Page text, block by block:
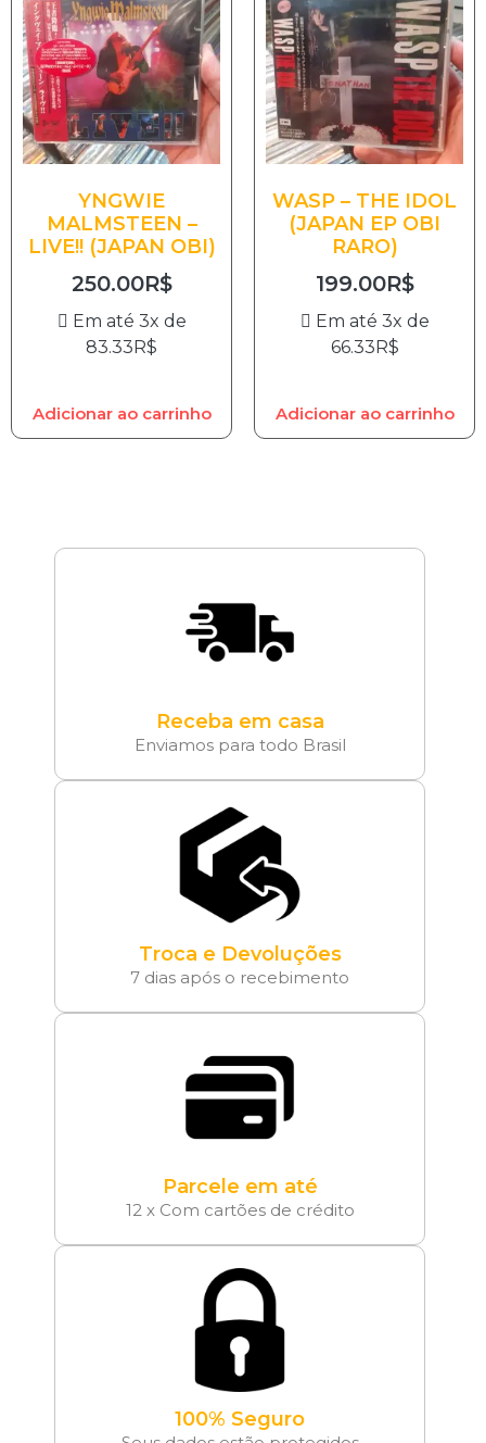
YNGWIE
MALMSTEEN –
LIVE!! (JAPAN OBI)
250.00R$
Em até 3x de
83.33R$
Adicionar ao carrinho
WASP – THE IDOL
(JAPAN EP OBI
RARO)
199.00R$
Em até 3x de
66.33R$
Adicionar ao carrinho
Receba em casa
Enviamos para todo Brasil
Troca e Devoluções
7 dias após o recebimento
Parcele em até
12 x Com cartões de crédito
100% Seguro